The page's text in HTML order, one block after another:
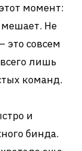
момент:
мешает. Не
это совсем
лишь
команд.
и
бинда.